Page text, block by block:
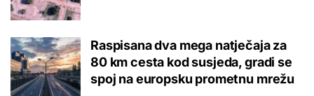
Raspisana dva mega natječaja za
80 km cesta kod susjeda, gradi se
spoj na europsku prometnu mrežu